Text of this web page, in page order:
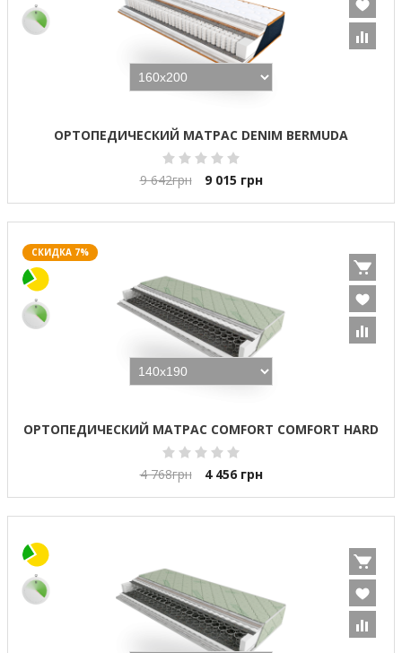
ОРТОПЕДИЧЕСКИЙ МАТРАС DENIM BERMUDA
9 642грн 9 015 грн
СКИДКА 7%
ОРТОПЕДИЧЕСКИЙ МАТРАС COMFORT COMFORT HARD
4 768грн 4 456 грн